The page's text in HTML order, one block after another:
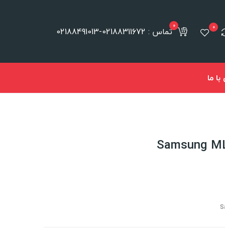
0 تماس : 02188311672-021884910130
ما